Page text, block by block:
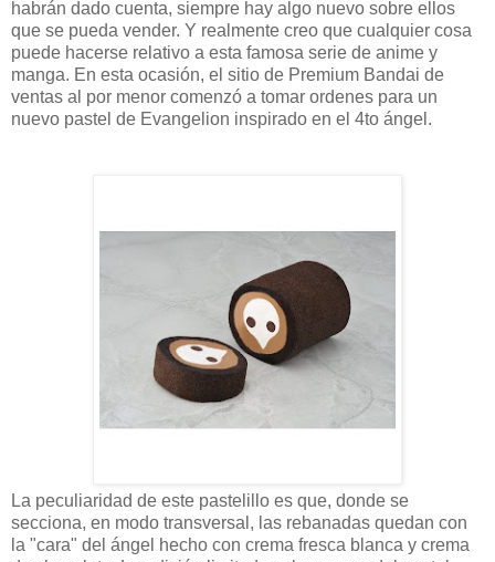
habrán dado cuenta, siempre hay algo nuevo sobre ellos
que se pueda vender. Y realmente creo que cualquier cosa
puede hacerse relativo a esta famosa serie de anime y
manga. En esta ocasión, el sitio de Premium Bandai de
ventas al por menor comenzó a tomar ordenes para un
nuevo pastel de Evangelion inspirado en el 4to ángel.
La peculiaridad de este pastelillo es que, donde se
secciona, en modo transversal, las rebanadas quedan con
la "cara" del ángel hecho con crema fresca blanca y crema